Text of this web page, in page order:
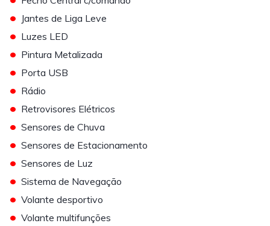
• Jantes de Liga Leve
• Luzes LED
• Pintura Metalizada
• Porta USB
• Rádio
• Retrovisores Elétricos
• Sensores de Chuva
• Sensores de Estacionamento
• Sensores de Luz
• Sistema de Navegação
• Volante desportivo
• Volante multifunções